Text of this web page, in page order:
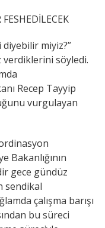
miyiz?”
verdiklerini söyledi.
Recep Tayyip
vurgulayan
Bakanlığının
gece gündüz
sendikal
çalışma barışı
bu süreci